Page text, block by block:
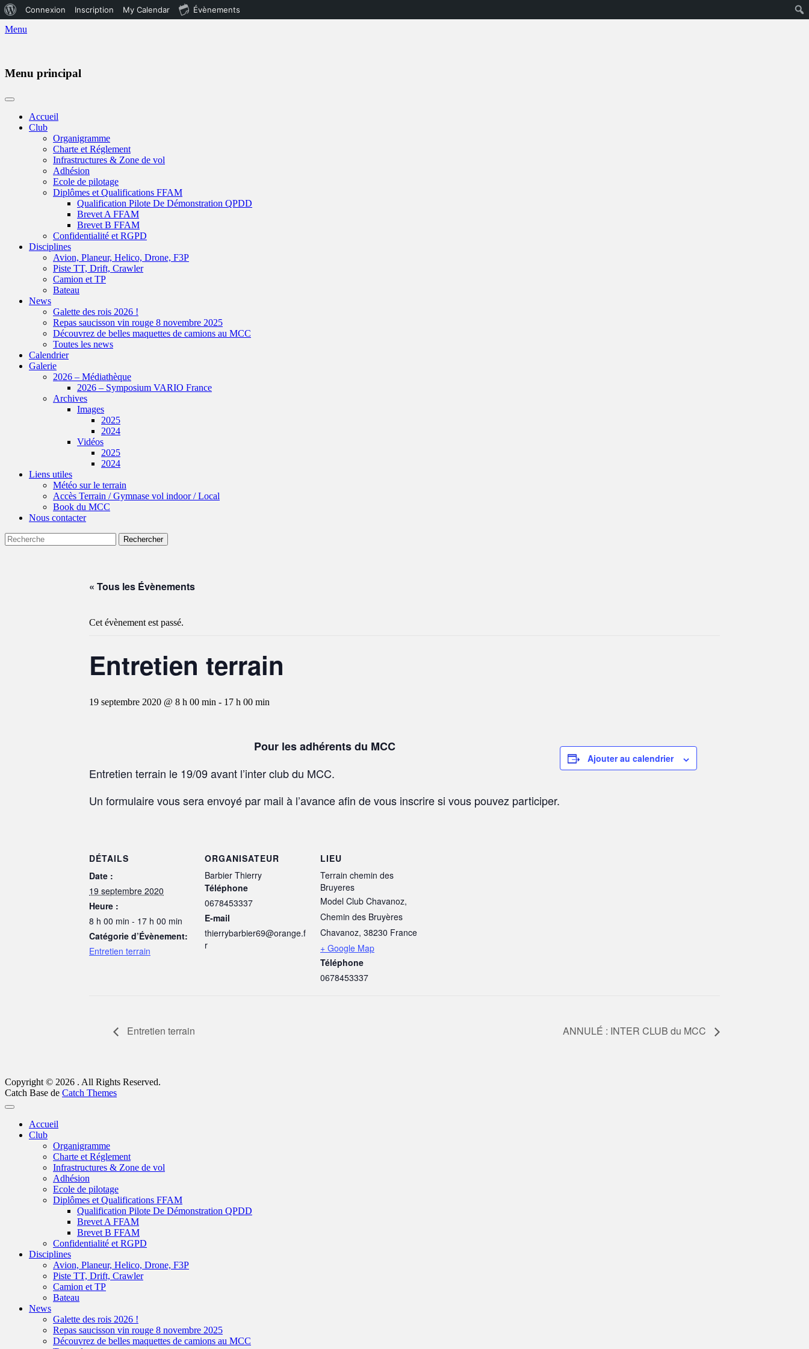
propos
WordPress
Connexion Inscription My Calendar Évènements
Menu
Menu principal
Aller
contenuAccueil
Club
Organigramme
Charte et Réglement
Infrastructures & Zone de vol
Adhésion
Ecole de pilotage
Diplômes et Qualifications FFAM
Qualification Pilote De Démonstration QPDD
Brevet A FFAM
Brevet B FFAM
Confidentialité et RGPD
Disciplines
Avion, Planeur, Helico, Drone, F3P
Piste TT, Drift, Crawler
Camion et TP
Bateau
News
Galette des rois 2026 !
Repas saucisson vin rouge 8 novembre 2025
Découvrez de belles maquettes de camions au MCC
Toutes les news
Calendrier
Galerie
2026 – Médiathèque
2026 – Symposium VARIO France
Archives
Images
2025
2024
Vidéos
2025
2024
Liens utiles
Météo sur le terrain
Accès Terrain / Gymnase vol indoor / Local
Book du MCC
Nous contacter
Recherche
Rechercher :
« Tous les Évènements
Cet évènement est passé.
Entretien terrain
19 septembre 2020 @ 8 h 00 min - 17 h 00 min
Pour les adhérents du MCC
Entretien terrain le 19/09 avant l’inter club du MCC.
Un formulaire vous sera envoyé par mail à l’avance afin de vous inscrire si vous pouvez participer.
Ajouter au calendrier
DÉTAILS
Date :
19 septembre 2020
Heure :
8 h 00 min - 17 h 00 min
Catégorie d’Évènement:
Entretien terrain
ORGANISATEUR
Barbier Thierry
Téléphone
0678453337
E-mail
thierrybarbier69@orange.f
r
LIEU
Terrain chemin des
Bruyeres
Model Club Chavanoz,
Chemin des Bruyères
Chavanoz, 38230 France
+ Google Map
Téléphone
0678453337
Entretien terrain ANNULÉ : INTER CLUB du MCC
Copyright © 2026 . All Rights Reserved.
Catch Base de Catch Themes
Faire
Accueil
Club
Organigramme
Charte et Réglement
Infrastructures & Zone de vol
Adhésion
Ecole de pilotage
Diplômes et Qualifications FFAM
Qualification Pilote De Démonstration QPDD
Brevet A FFAM
Brevet B FFAM
Confidentialité et RGPD
Disciplines
Avion, Planeur, Helico, Drone, F3P
Piste TT, Drift, Crawler
Camion et TP
Bateau
News
Galette des rois 2026 !
Repas saucisson vin rouge 8 novembre 2025
Découvrez de belles maquettes de camions au MCC